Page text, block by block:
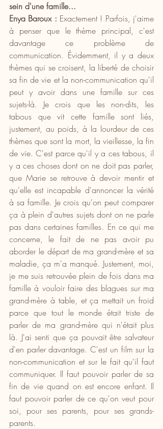
sein d'une famille...
Enya Baroux : Exactement ! Parfois, j'aime
à penser que le thème principal, c'est
davantage ce problème de
communication. Évidemment, il y a deux
thèmes qui se croisent, la liberté de choisir
sa fin de vie et la non-communication qu'il
peut y avoir dans une famille sur ces
sujets-là. Je crois que les non-dits, les
tabous que vit cette famille sont liés,
justement, au poids, à la lourdeur de ces
thèmes que sont la mort, la vieillesse, la fin
de vie. C'est parce qu'il y a ces tabous, il
y a ces choses dont on ne doit pas parler,
que Marie se retrouve à devoir mentir et
qu'elle est incapable d'annoncer la vérité
à sa famille. Je crois qu'on peut comparer
ça à plein d'autres sujets dont on ne parle
pas dans certaines familles. En ce qui me
concerne, le fait de ne pas avoir pu
aborder le départ de ma grand-mère et sa
maladie, ça m'a manqué. Justement, moi,
je me suis retrouvée plein de fois dans ma
famille à vouloir faire des blagues sur ma
grand-mère à table, et ça mettait un froid
parce que tout le monde était triste de
parler de ma grand-mère qui n'était plus
là. J'ai senti que ça pouvait être salvateur
d'en parler davantage. C'est un film sur la
non-communication et sur le fait qu'il faut
communiquer. Il faut pouvoir parler de sa
fin de vie quand on est encore enfant. Il
faut pouvoir parler de ce qu'on veut pour
soi, pour ses parents, pour ses grands-
parents.